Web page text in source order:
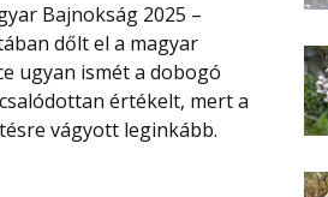
Bajnokság 2025 –
dőlt el a magyar
ugyan ismét a dobogó
értékelt, mert a
vágyott leginkább.